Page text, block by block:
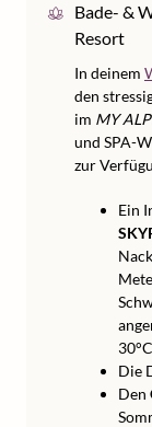
Bade- &
Resort
In deinem
den
im MY
und SPA-
zur
Ein
Die
Den